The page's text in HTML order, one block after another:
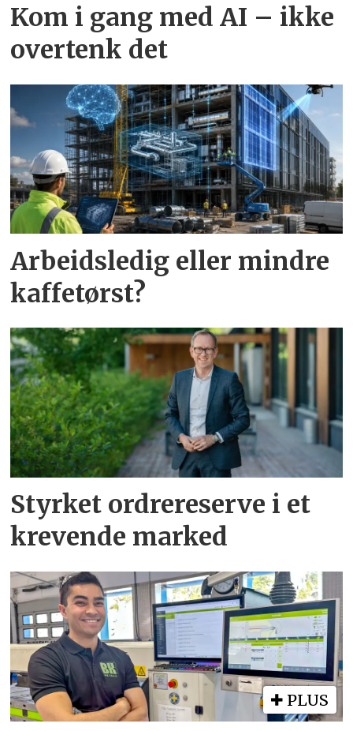
Kom i gang med AI – ikke
overtenk det
Arbeidsledig eller mindre
kaffetørst?
Styrket ordrereserve i et
krevende marked
PLUS